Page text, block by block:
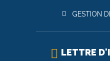
GESTION
LETTRE